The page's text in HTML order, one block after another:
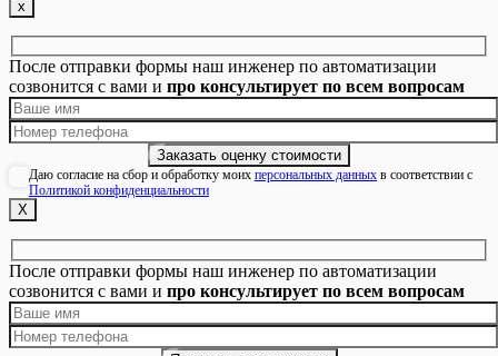
х
После отправки формы наш инженер по автоматизации
созвонится с вами и про консультирует по всем вопросам
Даю согласие на сбор и обработку моих персональных данных в соответствии с
Политикой конфиденциальности
Х
После отправки формы наш инженер по автоматизации
созвонится с вами и про консультирует по всем вопросам